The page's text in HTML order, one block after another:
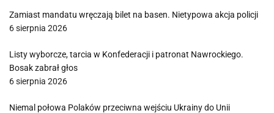
Zamiast mandatu wręczają bilet na basen. Nietypowa akcja policji
6 sierpnia 2026
Listy wyborcze, tarcia w Konfederacji i patronat Nawrockiego.
Bosak zabrał głos
6 sierpnia 2026
Niemal połowa Polaków przeciwna wejściu Ukrainy do Unii